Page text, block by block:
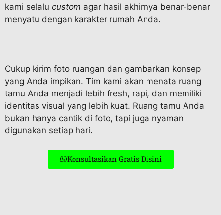
kami selalu custom agar hasil akhirnya benar-benar
menyatu dengan karakter rumah Anda.
Cukup kirim foto ruangan dan gambarkan konsep
yang Anda impikan. Tim kami akan menata ruang
tamu Anda menjadi lebih fresh, rapi, dan memiliki
identitas visual yang lebih kuat. Ruang tamu Anda
bukan hanya cantik di foto, tapi juga nyaman
digunakan setiap hari.
Konsultasikan Gratis Disini